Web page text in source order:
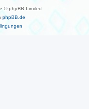
© phpBB Limited
phpBB.de